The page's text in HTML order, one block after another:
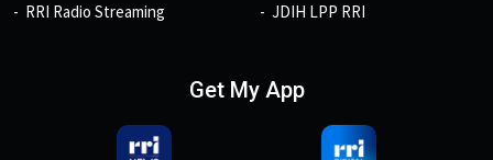
RRI Radio Streaming
JDIH LPP RRI
Get My App